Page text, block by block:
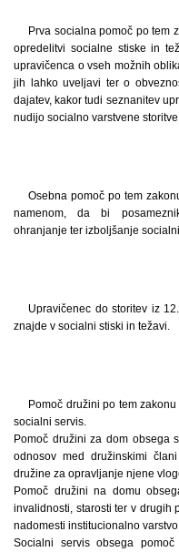
Prva socialna pomoč po tem
opredelitvi socialne stiske in
upravičenca o vseh možnih
jih lahko uveljavi ter o
dajatev, kakor tudi seznanitev
nudijo socialno varstvene
Osebna pomoč po tem
namenom, da bi
ohranjanje ter izboljšanje
Upravičenec do storitev iz
znajde v socialni stiski in težavi.
Pomoč družini po tem
socialni servis.
Pomoč družini za dom obsega
odnosov med družinskimi
družine za opravljanje njene
Pomoč družini na domu
invalidnosti, starosti ter v drugih
nadomesti institucionalno
Socialni servis obsega